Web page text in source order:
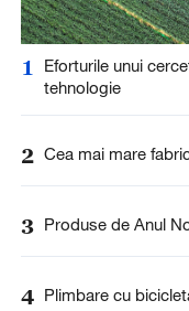
1
Eforturile unui
tehnologie
2 Cea mai mare
3 Produse de Anul
4 Plimbare cu